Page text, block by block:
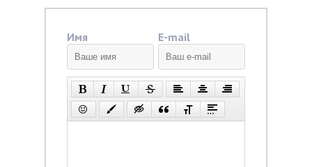
Имя E-mail